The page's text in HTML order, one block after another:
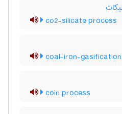
co2-silicate process
coal-iron-
coin process